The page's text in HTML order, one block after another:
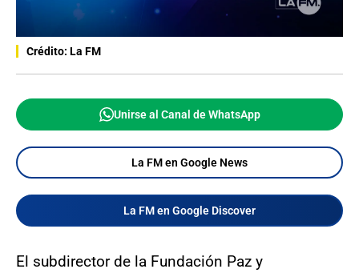
Crédito: La FM
Unirse al Canal de WhatsApp
La FM en Google News
La FM en Google Discover
El subdirector de la Fundación Paz y